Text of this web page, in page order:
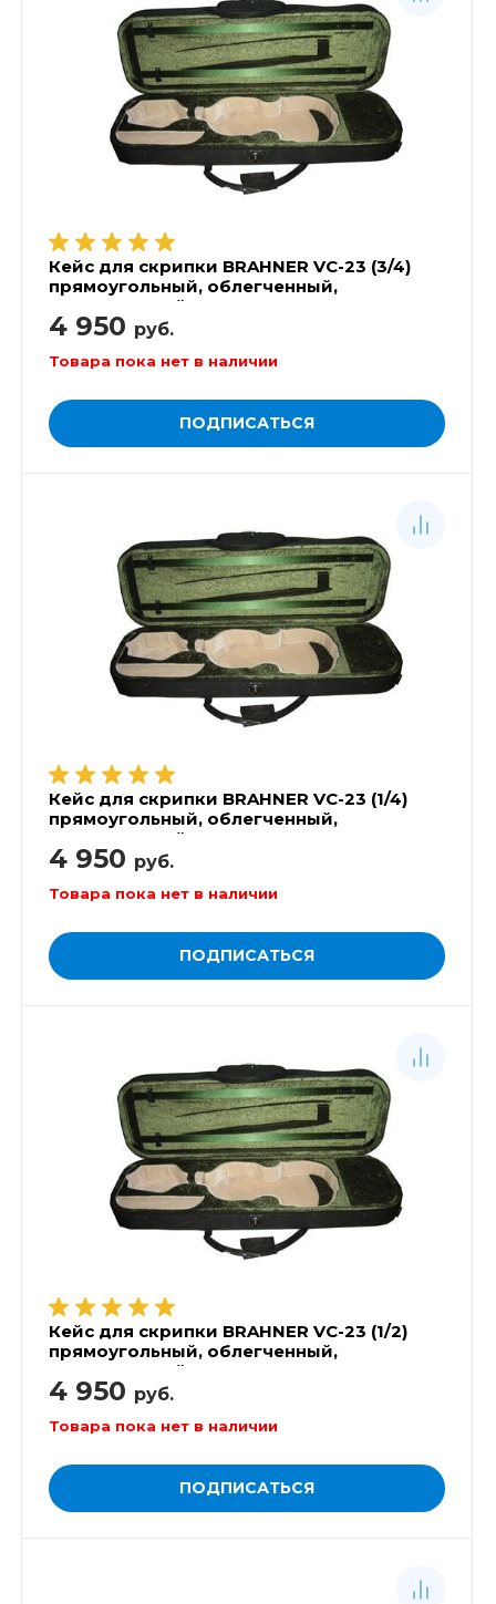
Кейс для скрипки BRAHNER VC-23 (3/4)
прямоугольный, облегченный,
суперпрочный
4 950 руб.
Товара пока нет в наличии
ПОДПИСАТЬСЯ
Кейс для скрипки BRAHNER VC-23 (1/4)
прямоугольный, облегченный,
суперпрочный
4 950 руб.
Товара пока нет в наличии
ПОДПИСАТЬСЯ
Кейс для скрипки BRAHNER VC-23 (1/2)
прямоугольный, облегченный,
суперпрочный
4 950 руб.
Товара пока нет в наличии
ПОДПИСАТЬСЯ